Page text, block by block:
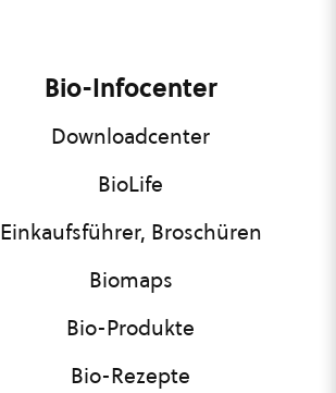
Bio-Infocenter
Downloadcenter
BioLife
Einkaufsführer, Broschüren
Biomaps
Bio-Produkte
Bio-Rezepte